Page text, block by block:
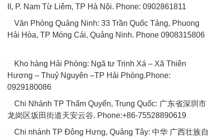
II, P. Nam Từ Liêm, TP Hà Nội. Phone: 0902861811
Văn Phòng Quảng Ninh: 33 Trần Quốc Tảng, Phuong
Hải Hòa, TP Móng Cái, Quảng Ninh. Phone 0908315806
Kho hàng Hải Phòng: Ngã tư Trịnh Xá – Xã Thiên
Hương – Thuỷ Nguyên –TP Hải Phòng.Phone:
0929180086
Chi Nhánh TP Thẩm Quyến, Trung Quốc: 广东省深圳市
龙岗区坂田街道天安云谷. Phone:+86-75528890619
Chi nhánh TP Đông Hưng, Quảng Tây: 中华 广西壮族自